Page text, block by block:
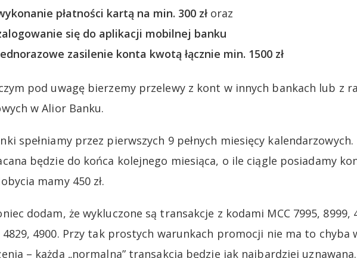
płatności kartą na min. 300 zł oraz
się do aplikacji mobilnej banku
zasilenie konta kwotą łącznie min. 1500 zł
pod uwagę bierzemy przelewy z kont w innych bankach lub z
w Alior Banku.
spełniamy przez pierwszych 9 pełnych miesięcy kalendarzowych.
będzie do końca kolejnego miesiąca, o ile ciągle posiadamy
mamy 450 zł.
dodam, że wykluczone są transakcje z kodami MCC 7995, 8999,
4829, 4900. Przy tak prostych warunkach promocji nie ma to chyba
– każda „normalna” transakcja będzie jak najbardziej uznawana.